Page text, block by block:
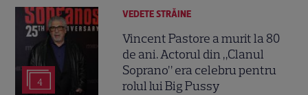
4
VEDETE STRĂINE
Vincent Pastore a murit la 80
de ani. Actorul din „Clanul
Soprano” era celebru pentru
rolul lui Big Pussy